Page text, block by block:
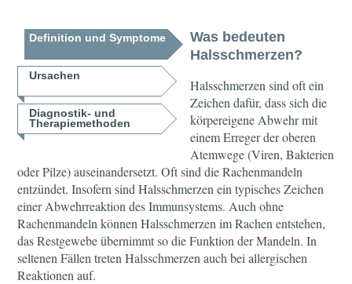
Definition und Symptome
Ursachen
Diagnostik- und
Therapiemethoden
Was bedeuten
Halsschmerzen?
Halsschmerzen sind oft ein
Zeichen dafür, dass sich die
körpereigene Abwehr mit
einem Erreger der oberen
Atemwege (Viren, Bakterien
oder Pilze) auseinandersetzt. Oft sind die Rachenmandeln
entzündet. Insofern sind Halsschmerzen ein typisches Zeichen
einer Abwehrreaktion des Immunsystems. Auch ohne
Rachenmandeln können Halsschmerzen im Rachen entstehen,
das Restgewebe übernimmt so die Funktion der Mandeln. In
seltenen Fällen treten Halsschmerzen auch bei allergischen
Reaktionen auf.